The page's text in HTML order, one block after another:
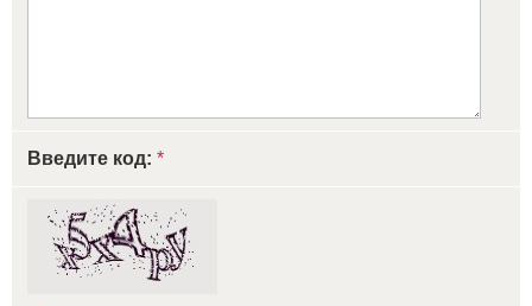
Введите код: *